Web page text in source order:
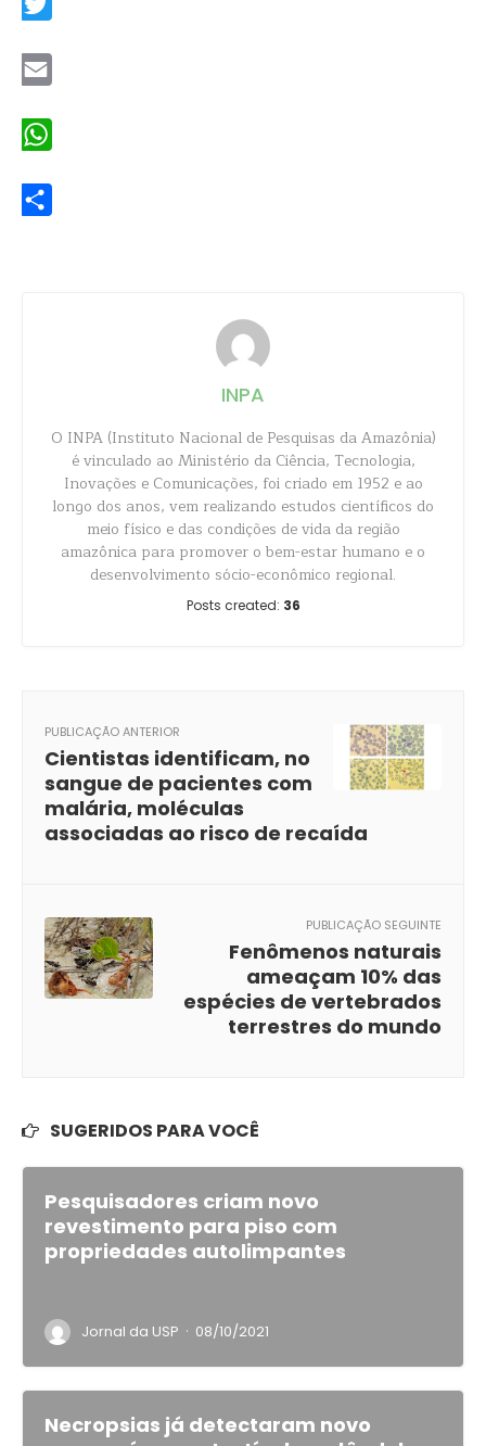
INPA
O INPA (Instituto Nacional de Pesquisas da Amazônia)
é vinculado ao Ministério da Ciência, Tecnologia,
Inovações e Comunicações, foi criado em 1952 e ao
longo dos anos, vem realizando estudos científicos do
meio físico e das condições de vida da região
amazônica para promover o bem-estar humano e o
desenvolvimento sócio-econômico regional.
Posts created: 36
PUBLICAÇÃO ANTERIOR
Cientistas identificam, no
sangue de pacientes com
malária, moléculas
associadas ao risco de recaída
PUBLICAÇÃO SEGUINTE
Fenômenos naturais
ameaçam 10% das
espécies de vertebrados
terrestres do mundo
SUGERIDOS PARA VOCÊ
Pesquisadores criam novo
revestimento para piso com
propriedades autolimpantes
Jornal da USP · 08/10/2021
Necropsias já detectaram novo